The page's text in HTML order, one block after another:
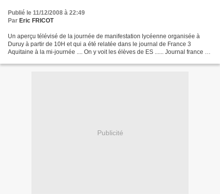
Publié le 11/12/2008 à 22:49
Par Eric FRICOT
Un aperçu télévisé de la journée de manifestation lycéenne organisée à
Duruy à partir de 10H et qui a été relatée dans le journal de France 3
Aquitaine à la mi-journée .... On y voit les élèves de ES ...... Journal france 3
Publicité